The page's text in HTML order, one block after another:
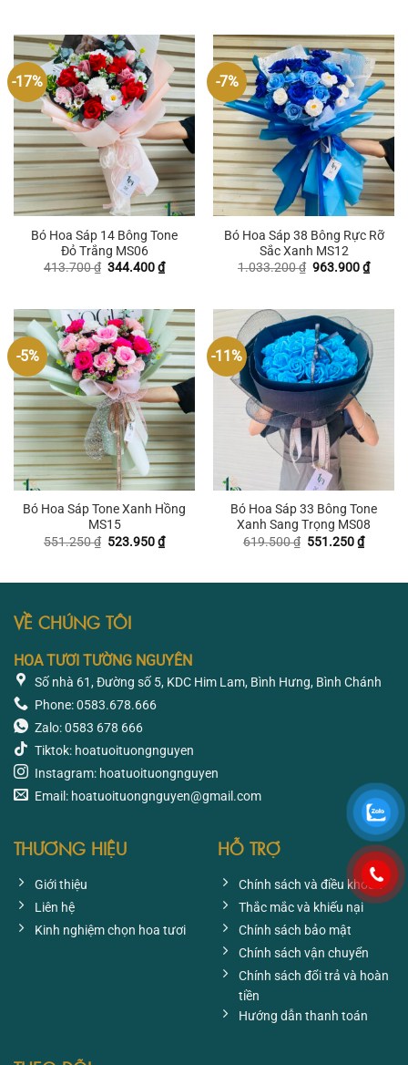
hiện
441.000 ₫.
-17%
Bó Hoa Sáp 14 Bông Tone
Đỏ Trắng MS06
413.700₫ Giá
344.400₫Giá
hiện
344.400 ₫.
-7%
Bó Hoa Sáp 38 Bông Rực Rỡ
Sắc Xanh MS12
1.033.200₫ Giá
963.900₫Giá
hiện
-5%
Bó Hoa Sáp Tone Xanh Hồng
MS15
551.250₫ Giá
523.950₫Giá
hiện
-11%
Bó Hoa Sáp 33 Bông Tone
Xanh Sang Trọng MS08
619.500₫ Giá
551.250₫Giá
hiện
VỀ CHÚNG TÔI
HOA TƯƠI TƯỜNG NGUYÊN
Số nhà 61, Đường số 5, KDC Him Lam, Bình Hưng, Bình Chánh
Phone: 0583.678.666
Zalo: 0583 678 666
Tiktok: hoatuoituongnguyen
Instagram: hoatuoituongnguyen
Email: hoatuoituongnguyen@gmail.com
THƯƠNG HIỆU
Giới thiệu
Liên hệ
Kinh nghiệm chọn hoa tươi
HỖ TRỢ
Chính sách và điều khoản
Thắc mắc và khiếu nại
Chính sách bảo mật
Chính sách vận chuyển
Chính sách đổi trả và hoàn
tiền
Hướng dẫn thanh toán